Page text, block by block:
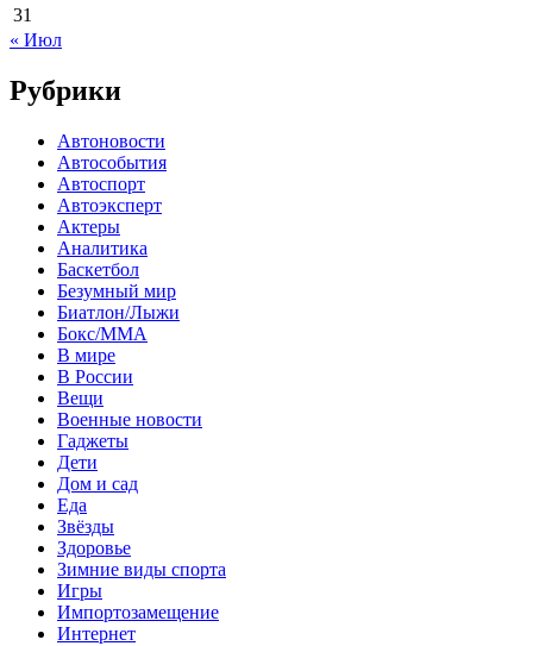
31
« Июл
Рубрики
Автоновости
Автособытия
Автоспорт
Автоэксперт
Актеры
Аналитика
Баскетбол
Безумный мир
Биатлон/Лыжи
Бокс/MMA
В мире
В России
Вещи
Военные новости
Гаджеты
Дети
Дом и сад
Еда
Звёзды
Здоровье
Зимние виды спорта
Игры
Импортозамещение
Интернет